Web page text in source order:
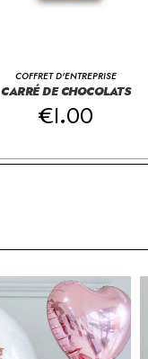
COFFRET D'ENTREPRISE
CARRÉ DE CHOCOLATS
€1.00